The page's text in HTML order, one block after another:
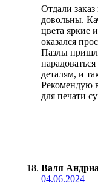
Отдали
довольны.
цвета яркие
оказался
Пазлы
деталям, и
Рекомендую
для печати
Валя
04.06.2024